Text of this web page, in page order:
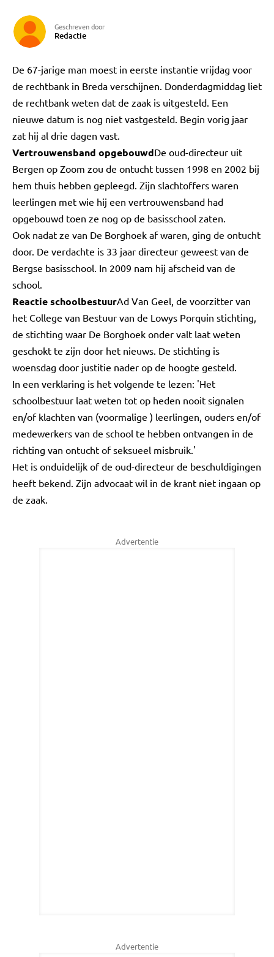
Geschreven door
Redactie
De 67-jarige man moest in eerste instantie vrijdag voor
de rechtbank in Breda verschijnen. Donderdagmiddag liet
de rechtbank weten dat de zaak is uitgesteld. Een
nieuwe datum is nog niet vastgesteld. Begin vorig jaar
zat hij al drie dagen vast.
Vertrouwensband opgebouwdDe oud-directeur uit
Bergen op Zoom zou de ontucht tussen 1998 en 2002 bij
hem thuis hebben gepleegd. Zijn slachtoffers waren
leerlingen met wie hij een vertrouwensband had
opgebouwd toen ze nog op de basisschool zaten.
Ook nadat ze van De Borghoek af waren, ging de ontucht
door. De verdachte is 33 jaar directeur geweest van de
Bergse basisschool. In 2009 nam hij afscheid van de
school.
Reactie schoolbestuurAd Van Geel, de voorzitter van
het College van Bestuur van de Lowys Porquin stichting,
de stichting waar De Borghoek onder valt laat weten
geschokt te zijn door het nieuws. De stichting is
woensdag door justitie nader op de hoogte gesteld.
In een verklaring is het volgende te lezen: 'Het
schoolbestuur laat weten tot op heden nooit signalen
en/of klachten van (voormalige ) leerlingen, ouders en/of
medewerkers van de school te hebben ontvangen in de
richting van ontucht of seksueel misbruik.'
Het is onduidelijk of de oud-directeur de beschuldigingen
heeft bekend. Zijn advocaat wil in de krant niet ingaan op
de zaak.
Advertentie
Advertentie